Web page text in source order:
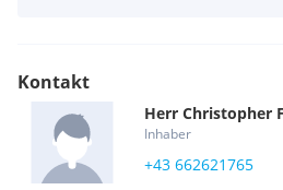
* MS Office Anwendungskenntnisse
Arbeitszeiten:
Frühdienst: 5:30 Uhr bis 13:00
Spätdienst: Beginn zwischen 13:00
Kontakt
Herr Christopher
Inhaber
+43 662621765